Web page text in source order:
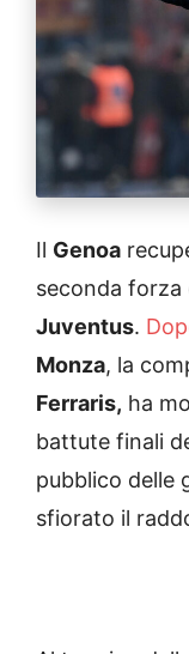
Il Genoa
seconda forza
Juventus.
Monza, la
Ferraris, ha
battute finali
pubblico delle
sfiorato il